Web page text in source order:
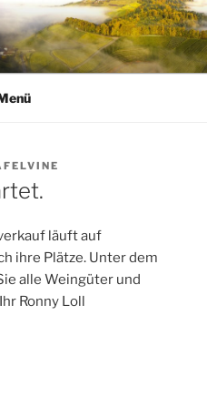
läuft auf
ihre Plätze. Unter dem
alle Weingüter und
Ronny Loll